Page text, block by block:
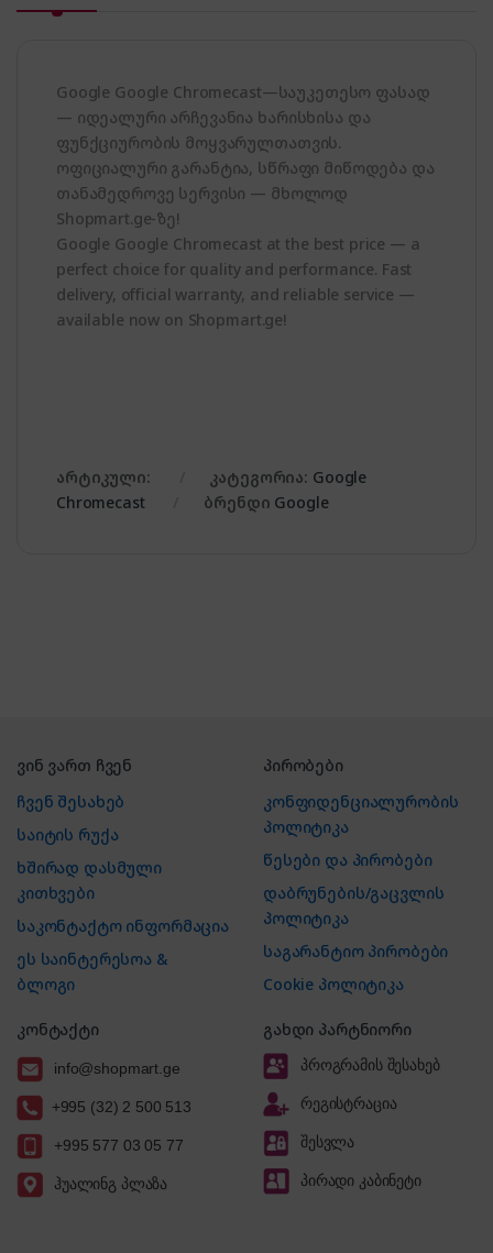
Google Google Chromecast—საუკეთესო ფასად
— იდეალური არჩევანია ხარისხისა და
ფუნქციურობის მოყვარულთათვის.
ოფიციალური გარანტია, სწრაფი მიწოდება და
თანამედროვე სერვისი — მხოლოდ
Shopmart.ge-ზე!
Google Google Chromecast at the best price — a
perfect choice for quality and performance. Fast
delivery, official warranty, and reliable service —
available now on Shopmart.ge!
არტიკული: კატეგორია: Google
Chromecast
ბრენდი Google
ვინ ვართ ჩვენ
ჩვენ შესახებ
საიტის რუქა
ხშირად დასმული
კითხვები
საკონტაქტო ინფორმაცია
ეს საინტერესოა &
ბლოგი
პირობები
კონფიდენციალურობის
პოლიტიკა
წესები და პირობები
დაბრუნების/გაცვლის
პოლიტიკა
საგარანტიო პირობები
Cookie პოლიტიკა
კონტაქტი
info@shopmart.ge
+995 (32) 2 500 513
+995 577 03 05 77
ჰუალინგ პლაზა
გახდი პარტნიორი
პროგრამის შესახებ
რეგისტრაცია
შესვლა
პირადი კაბინეტი